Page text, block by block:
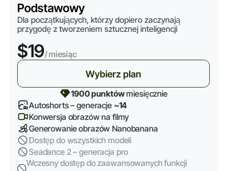
Podstawowy
Dla początkujących, którzy dopiero zaczynają
przygodę z tworzeniem sztucznej inteligencji
$19/ miesiąc
Wybierz plan
1900 punktówmiesięcznie
Autoshorts – generacje ~14
Konwersja obrazów na filmy
Generowanie obrazów Nanobanana
Dostęp do wszystkich modeli
Seadance 2 – generacja pro
Wczesny dostęp do zaawansowanych funkcji